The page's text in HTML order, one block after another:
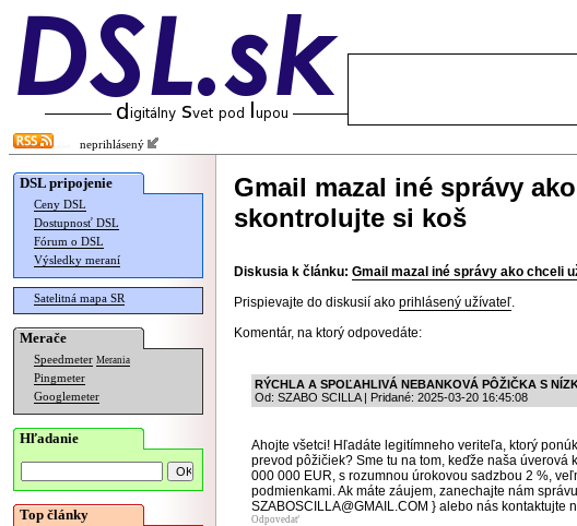
neprihlásený
DSL pripojenie
Ceny DSL
Dostupnosť DSL
Fórum o DSL
Výsledky meraní
Satelitná mapa SR
Merače
Speedmeter Merania
Pingmeter
Googlemeter
Hľadanie
Top články
Gmail mazal iné správy
skontrolujte si koš
Diskusia k článku: Gmail mazal iné správy ako chceli
Prispievajte do diskusií ako prihlásený užívateľ.
Komentár, na ktorý odpovedáte:
RÝCHLA A SPOĽAHLIVÁ NEBANKOVÁ PÔŽIČKA S
Od: SZABO SCILLA | Pridané: 2025-03-20 16:45:08
Ahojte všetci! Hľadáte legitímneho veriteľa, ktorý
prevod pôžičiek? Sme tu na tom, keďže naša úverová
000 000 EUR, s rozumnou úrokovou sadzbou 2 %,
podmienkami. Ak máte záujem, zanechajte nám
SZABOSCILLA@GMAIL.COM } alebo nás kontaktujte
Odpovedať